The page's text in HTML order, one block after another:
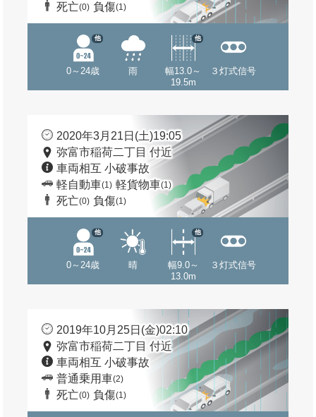
死亡(0) 負傷(1)
0～24歳
他
雨
幅13.0～
19.5m
他
３灯式信号
2020年3月21日(土)19:05
弥富市稲荷二丁目 付近
車両相互 小破事故
軽自動車(1) 軽貨物車(1)
死亡(0) 負傷(1)
0～24歳
他
晴
幅9.0～
13.0m
他
３灯式信号
2019年10月25日(金)02:10
弥富市稲荷二丁目 付近
車両相互 小破事故
普通乗用車(2)
死亡(0) 負傷(1)